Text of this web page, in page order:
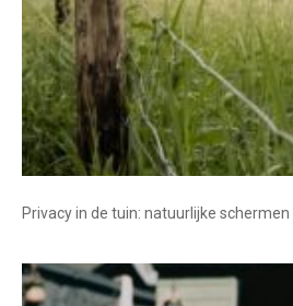
Privacy in de tuin: natuurlijke